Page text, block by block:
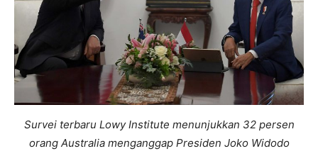
Survei terbaru Lowy Institute menunjukkan 32 persen
orang Australia menganggap Presiden Joko Widodo